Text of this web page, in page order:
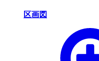
区画図